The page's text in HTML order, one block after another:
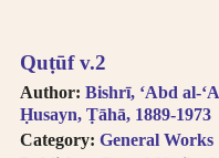
Quṭūf v.2
Author: Bishrī, ʻAbd al-
Ḥusayn, Ṭāhā, 1889-1973
Category: General Works